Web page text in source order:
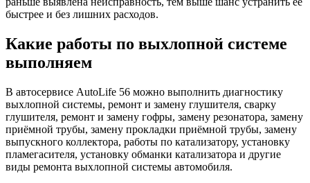
быстрее и без лишних расходов.
Какие работы по выхлопной системе
выполняем
В автосервисе AutoLife 56 можно выполнить диагностику
выхлопной системы, ремонт и замену глушителя, сварку
глушителя, ремонт и замену гофры, замену резонатора, замену
приёмной трубы, замену прокладки приёмной трубы, замену
выпускного коллектора, работы по катализатору, установку
пламегасителя, установку обманки катализатора и другие
виды ремонта выхлопной системы автомобиля.